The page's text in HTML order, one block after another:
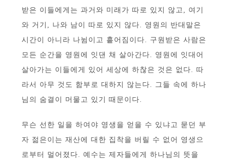
받은 이들에게는 과거와 미래가 따로 있지 않고, 여기
와 거기, 나와 남이 따로 있지 않다. 영원의 반대말은
시간이 아니라 나뉨이고 흩어짐이다. 구원받은 사람은
모든 순간을 영원에 잇댄 채 살아간다. 영원에 잇대어
살아가는 이들에게 있어 세상에 하찮은 것은 없다. 따
라서 아무 것도 함부로 대하지 않는다. 그들 속에 하나
님의 숨결이 머물고 있기 때문이다.
무슨 선한 일을 하여야 영생을 얻을 수 있냐고 묻던 부
자 젊은이는 재산에 대한 집착을 버릴 수 없어 영생으
로부터 멀어졌다. 예수는 제자들에게 하나님의 뜻을